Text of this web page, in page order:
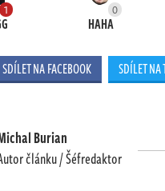
1 0
HAHA
SDÍLET NA FACEBOOK SDÍLET NA
Burian
článku / Šéfredaktor